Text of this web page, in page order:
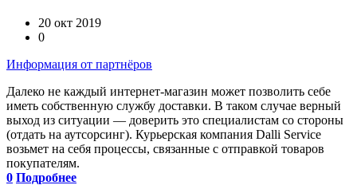
20 окт 2019
0
Информация от партнёров
Далеко не каждый интернет-магазин может позволить себе
иметь собственную службу доставки. В таком случае верный
выход из ситуации — доверить это специалистам со стороны
(отдать на аутсорсинг). Курьерская компания Dalli Service
возьмет на себя процессы, связанные с отправкой товаров
покупателям.
0 Подробнее